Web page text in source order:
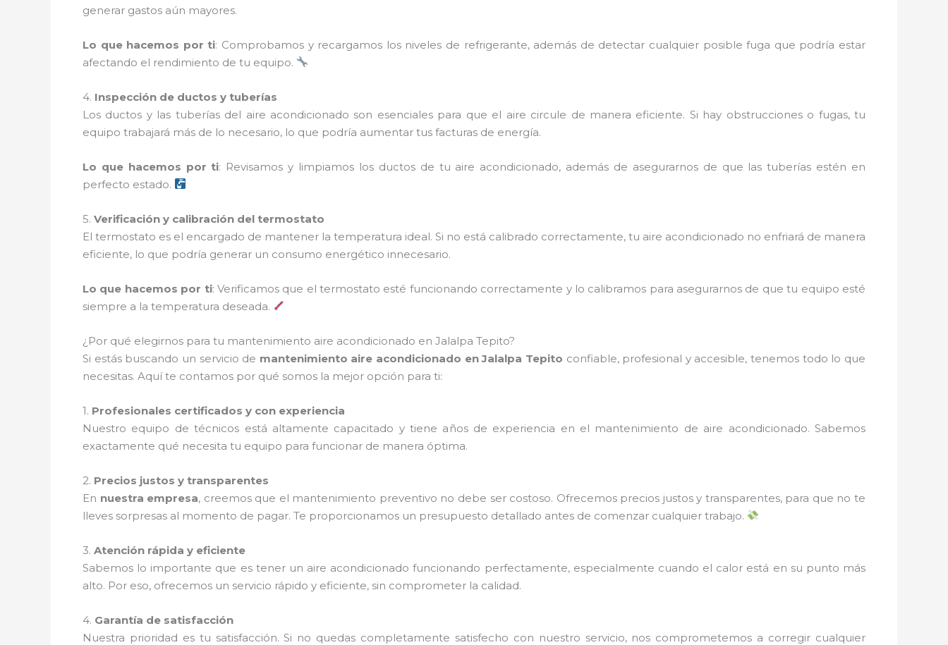
generar gastos aún mayores.
Lo que hacemos por ti: Comprobamos y recargamos los niveles de refrigerante, además de detectar cualquier posible fuga que podría estar
afectando el rendimiento de tu equipo.
4. Inspección de ductos y tuberías
Los ductos y las tuberías del aire acondicionado son esenciales para que el aire circule de manera eficiente. Si hay obstrucciones o fugas, tu
equipo trabajará más de lo necesario, lo que podría aumentar tus facturas de energía.
Lo que hacemos por ti: Revisamos y limpiamos los ductos de tu aire acondicionado, además de asegurarnos de que las tuberías estén en
perfecto estado.
5. Verificación y calibración del termostato
El termostato es el encargado de mantener la temperatura ideal. Si no está calibrado correctamente, tu aire acondicionado no enfriará de manera
eficiente, lo que podría generar un consumo energético innecesario.
Lo que hacemos por ti: Verificamos que el termostato esté funcionando correctamente y lo calibramos para asegurarnos de que tu equipo esté
siempre a la temperatura deseada.
¿Por qué elegirnos para tu mantenimiento aire acondicionado en Jalalpa Tepito?
Si estás buscando un servicio de mantenimiento aire acondicionado en Jalalpa Tepito confiable, profesional y accesible, tenemos todo lo que
necesitas. Aquí te contamos por qué somos la mejor opción para ti:
1. Profesionales certificados y con experiencia
Nuestro equipo de técnicos está altamente capacitado y tiene años de experiencia en el mantenimiento de aire acondicionado. Sabemos
exactamente qué necesita tu equipo para funcionar de manera óptima.
2. Precios justos y transparentes
En nuestra empresa, creemos que el mantenimiento preventivo no debe ser costoso. Ofrecemos precios justos y transparentes, para que no te
lleves sorpresas al momento de pagar. Te proporcionamos un presupuesto detallado antes de comenzar cualquier trabajo.
3. Atención rápida y eficiente
Sabemos lo importante que es tener un aire acondicionado funcionando perfectamente, especialmente cuando el calor está en su punto más
alto. Por eso, ofrecemos un servicio rápido y eficiente, sin comprometer la calidad.
4. Garantía de satisfacción
Nuestra prioridad es tu satisfacción. Si no quedas completamente satisfecho con nuestro servicio, nos comprometemos a corregir cualquier